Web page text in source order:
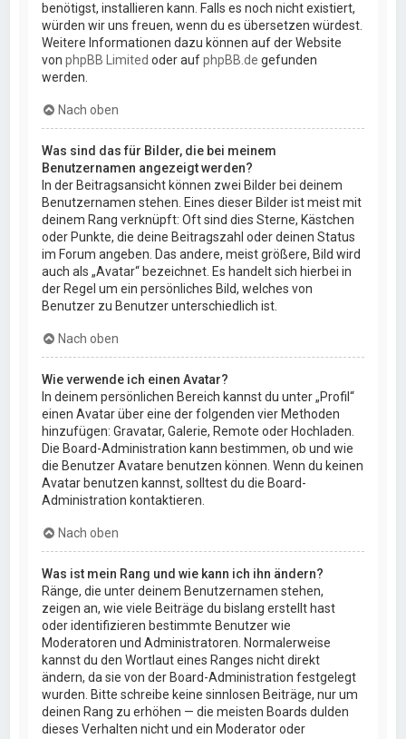
benötigst, installieren kann. Falls es noch nicht existiert,
würden wir uns freuen, wenn du es übersetzen würdest.
Weitere Informationen dazu können auf der Website
vonphpBB Limited oder aufphpBB.de gefunden
werden.
Nach oben
Was sind das für Bilder, die bei meinem
Benutzernamen angezeigt werden?
In der Beitragsansicht können zwei Bilder bei deinem
Benutzernamen stehen. Eines dieser Bilder ist meist mit
deinem Rang verknüpft: Oft sind dies Sterne, Kästchen
oder Punkte, die deine Beitragszahl oder deinen Status
im Forum angeben. Das andere, meist größere, Bild wird
auch als „Avatar“ bezeichnet. Es handelt sich hierbei in
der Regel um ein persönliches Bild, welches von
Benutzer zu Benutzer unterschiedlich ist.
Nach oben
Wie verwende ich einen Avatar?
In deinem persönlichen Bereich kannst du unter „Profil“
einen Avatar über eine der folgenden vier Methoden
hinzufügen: Gravatar, Galerie, Remote oder Hochladen.
Die Board-Administration kann bestimmen, ob und wie
die Benutzer Avatare benutzen können. Wenn du keinen
Avatar benutzen kannst, solltest du die Board-
Administration kontaktieren.
Nach oben
Was ist mein Rang und wie kann ich ihn ändern?
Ränge, die unter deinem Benutzernamen stehen,
zeigen an, wie viele Beiträge du bislang erstellt hast
oder identifizieren bestimmte Benutzer wie
Moderatoren und Administratoren. Normalerweise
kannst du den Wortlaut eines Ranges nicht direkt
ändern, da sie von der Board-Administration festgelegt
wurden. Bitte schreibe keine sinnlosen Beiträge, nur um
deinen Rang zu erhöhen — die meisten Boards dulden
dieses Verhalten nicht und ein Moderator oder